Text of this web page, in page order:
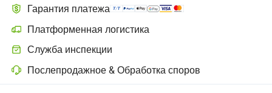
Гарантия платежа
Платформенная логистика
Более удобное отслеживание отправлений благодаря
Служба инспекции
Дополнительная предпродажная инспекция для проверки
Послепродажное & Обработка споров
Разрешение споров с помощью платформы, включая возврат